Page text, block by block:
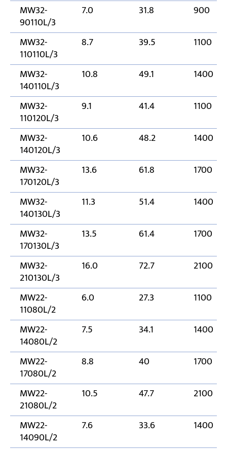
MW32-
90110L/3
7.0 31.8 900
MW32-
110110L/3
8.7 39.5 1100
MW32-
140110L/3
10.8 49.1 1400
MW32-
110120L/3
9.1 41.4 1100
MW32-
140120L/3
10.6 48.2 1400
MW32-
170120L/3
13.6 61.8 1700
MW32-
140130L/3
11.3 51.4 1400
MW32-
170130L/3
13.5 61.4 1700
MW32-
210130L/3
16.0 72.7 2100
MW22-
11080L/2
6.0 27.3 1100
MW22-
14080L/2
7.5 34.1 1400
MW22-
17080L/2
8.8 40 1700
MW22-
21080L/2
10.5 47.7 2100
MW22-
14090L/2
7.6 33.6 1400